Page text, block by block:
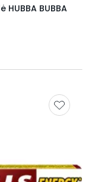
BUBBA